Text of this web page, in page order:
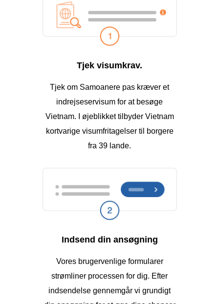
Tjek visumkrav.
Tjek om Samoanere pas kræver et
indrejseservisum for at besøge
Vietnam. I øjeblikket tilbyder Vietnam
kortvarige visumfritagelser til borgere
fra 39 lande.
Indsend din ansøgning
Vores brugervenlige formularer
strømliner processen for dig. Efter
indsendelse gennemgår vi grundigt